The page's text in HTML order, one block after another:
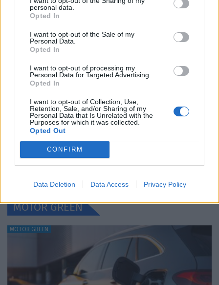
personal data.
Opted In
I want to opt-out of the Sale of my
Personal Data.
Opted In
I want to opt-out of processing my
Personal Data for Targeted Advertising.
Opted In
I want to opt-out of Collection, Use,
Retention, Sale, and/or Sharing of my
Personal Data that Is Unrelated with the
Purposes for which it was collected.
Opted Out
CONFIRM
Data Deletion Data Access Privacy Policy
ΚΟΣΜΟΣ
Bentley Torcal: Αν και ηλεκτρική, θα ακούγεται
σαν να έχει V8 κινητήρα
ΝΊΚΟΣ ΝΑΟΎΜ
MOTOR GREEN
MOTOR GREEN